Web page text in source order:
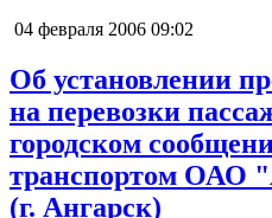
04 февраля 2006 09:02
Об установлении
на перевозки
городском
транспортом ОАО
(г. Ангарск)